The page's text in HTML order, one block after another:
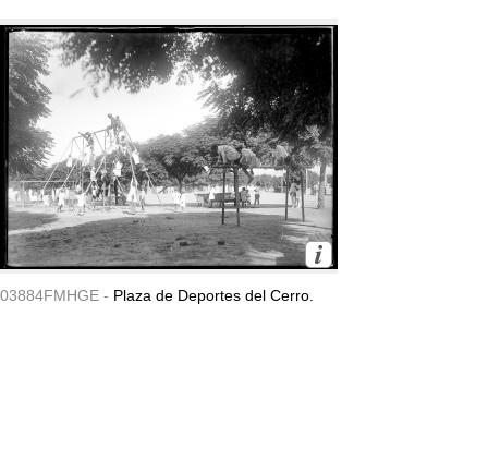
03884FMHGE - Plaza de Deportes del Cerro.